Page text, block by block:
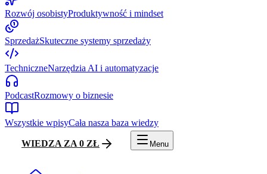
Rozwój osobistyProduktywność i mindset
SprzedażSkuteczne systemy sprzedaży
TechniczneNarzędzia AI i automatyzacje
PodcastRozmowy o biznesie
Wszystkie wpisyCała nasza baza wiedzy
WIEDZA ZA 0 ZŁ Menu